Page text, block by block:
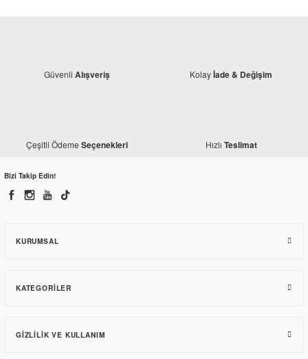
Bajaj Pulsar 200 NS Krank Yatağı
Güvenli Alışveriş Kolayİade & Değişim
Çeşitli Ödeme Seçenekleri Hızlı Teslimat
Bizi Takip Edin!
KURUMSAL
KATEGORILER
GIZLILIK VE KULLANIM